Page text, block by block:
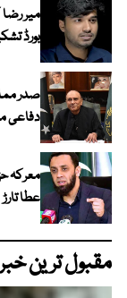
میر
بورڈ
صدر
دفاعی
معرکہ
عطا تارڑ
مقبول ترین